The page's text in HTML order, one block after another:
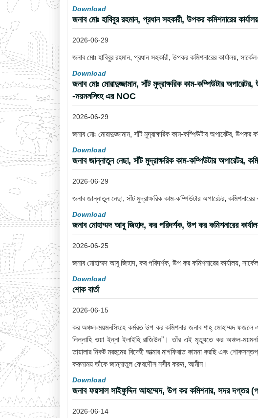
Download
জনাব মোঃ হাবিবুর রহমান, প্রধান সহকারী, উপকর কমিশনারের
2026-06-29
জনাব মোঃ হাবিবুর রহমান, প্রধান সহকারী, উপকর কমিশনারের কার্যালয়,
Download
জনাব মোঃ মোরাদুজ্জামান, সাঁট মুদ্রাক্ষরিক কাম-কম্পিউটার
-ময়মনসিংহ এর NOC
2026-06-29
জনাব মোঃ মোরাদুজ্জামান, সাঁট মুদ্রাক্ষরিক কাম-কম্পিউটার অপারেটর,
Download
জনাব জান্নাতুন নেছা, সাঁট মুদ্রাক্ষরিক কাম-কম্পিউটার অপারেটর,
2026-06-29
জনাব জান্নাতুন নেছা, সাঁট মুদ্রাক্ষরিক কাম-কম্পিউটার অপারেটর,
Download
জনাব মোহাম্মদ আবু জিহাদ, কর পরিদর্শক, উপ কর কমিশনারের
2026-06-25
জনাব মোহাম্মদ আবু জিহাদ, কর পরিদর্শক, উপ কর কমিশনারের কার্যালয়,
Download
শোক বার্তা
2026-06-15
কর অঞ্চল-ময়মনসিংহে কর্মরত উপ কর কমিশনার জনাব শাহ্ মোহাম্মদ
লিল্লাহি ওয়া ইন্না ইলাইহি রাজিউন”। তাঁর এই মৃত্যুতে কর অঞ্চল-
তায়ালার নিকট মরহুমের বিদেহী আত্মার মাগফিরাত কামনা করছি এবং
করুনাময় তাঁকে জান্নাতুল ফেরদৌস নসীব করুন, আমীন।
Download
জনাব ফয়সাল সাইফুদ্দিন আহম্মেদ, উপ কর কমিশনার, সদর দপ্তর
2026-06-14